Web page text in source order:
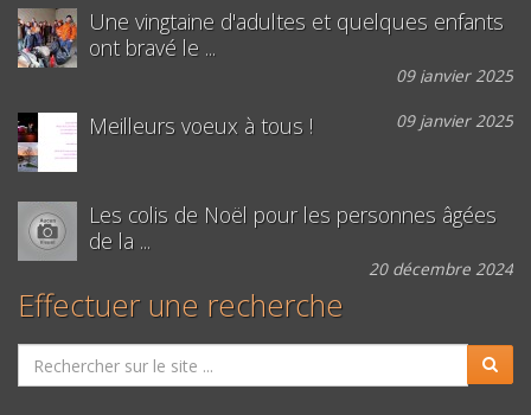
Une vingtaine d'adultes et quelques enfants
ont bravé le ...
09 janvier 2025
Meilleurs voeux à tous ! 09 janvier 2025
Les colis de Noël pour les personnes âgées
de la ...
20 décembre 2024
Effectuer une recherche